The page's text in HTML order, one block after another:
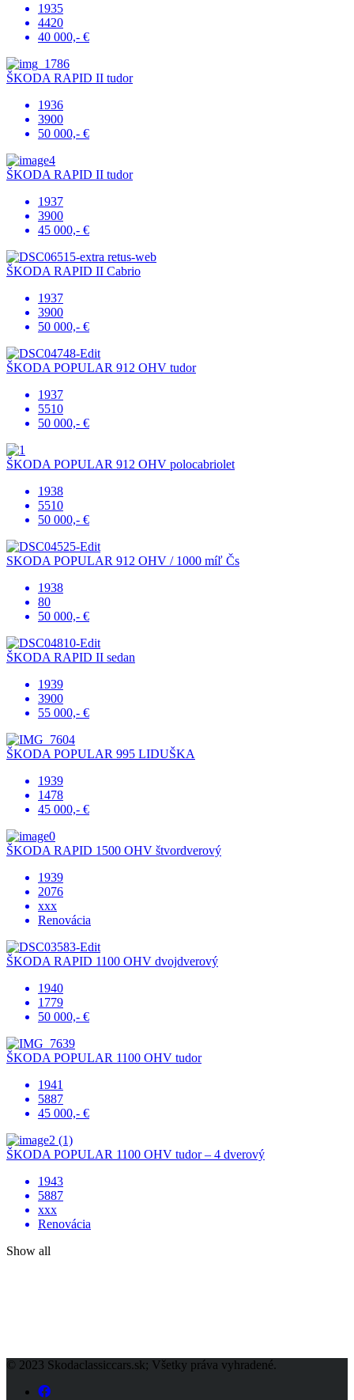
1935
4420
40 000,- €
ŠKODA RAPID II tudor
1936
3900
50 000,- €
ŠKODA RAPID II tudor
1937
3900
45 000,- €
ŠKODA RAPID II Cabrio
1937
3900
50 000,- €
ŠKODA POPULAR 912 OHV tudor
1937
5510
50 000,- €
ŠKODA POPULAR 912 OHV polocabriolet
1938
5510
50 000,- €
SKODA POPULAR 912 OHV / 1000 míľ Čs
1938
80
50 000,- €
ŠKODA RAPID II sedan
1939
3900
55 000,- €
ŠKODA POPULAR 995 LIDUŠKA
1939
1478
45 000,- €
ŠKODA RAPID 1500 OHV štvordverový
1939
2076
xxx
Renovácia
ŠKODA RAPID 1100 OHV dvojdverový
1940
1779
50 000,- €
ŠKODA POPULAR 1100 OHV tudor
1941
5887
45 000,- €
ŠKODA POPULAR 1100 OHV tudor – 4 dverový
1943
5887
xxx
Renovácia
Show all
© 2023 Skodaclassiccars.sk; Všetky práva vyhradené.